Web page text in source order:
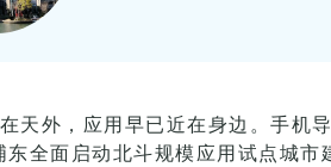
天外，应用早已近在身边。手机
东全面启动北斗规模应用试点城